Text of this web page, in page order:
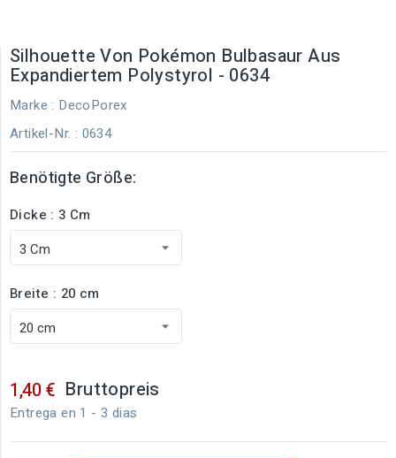
Silhouette Von Pokémon Bulbasaur Aus
Expandiertem Polystyrol - 0634
Marke : DecoPorex
Artikel-Nr. : 0634
Benötigte Größe:
Dicke : 3 Cm
Breite : 20 cm
1,40 € Bruttopreis
Entrega en 1 - 3 dias